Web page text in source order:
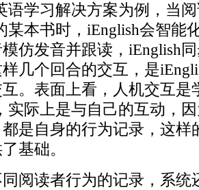
语学习解决方案为例，当
某本书时，iEnglish会智能
仿发音并跟读，iEnglish
几个回合的交互，是
。表面上看，人机交互是
实际上是与自己的互动，
是自身的行为记录，这样
基础。
阅读者行为的记录，系统